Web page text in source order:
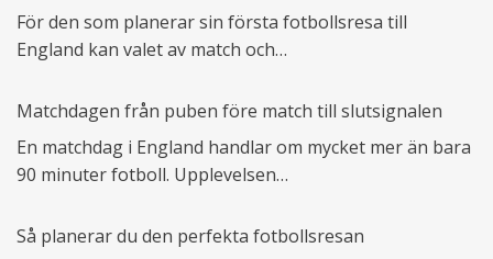
För den som planerar sin första fotbollsresa till
England kan valet av match och…
Matchdagen från puben före match till slutsignalen
En matchdag i England handlar om mycket mer än bara
90 minuter fotboll. Upplevelsen…
Så planerar du den perfekta fotbollsresan